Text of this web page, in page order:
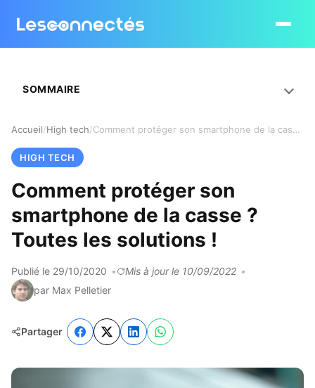
Ouvrir le
Accueil High tech Comment protéger son smartphone de la casse ? Toutes les solutions !
HIGH TECH
Comment protéger son
smartphone de la casse ?
Toutes les solutions !
Publié le 29/10/2020
Mis à jour le 10/09/2022
par Max Pelletier
Partager
SOMMAIRE